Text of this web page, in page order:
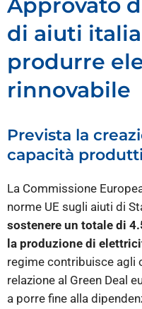
Approvato
di aiuti
produrre
rinnovabile
Prevista la
capacità
La Commissione
norme UE sugli aiuti di
sostenere un totale di
la produzione di
regime contribuisce agli
relazione al Green Deal
a porre fine alla